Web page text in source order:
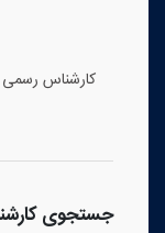
کارشناس رسمی
جستجوی